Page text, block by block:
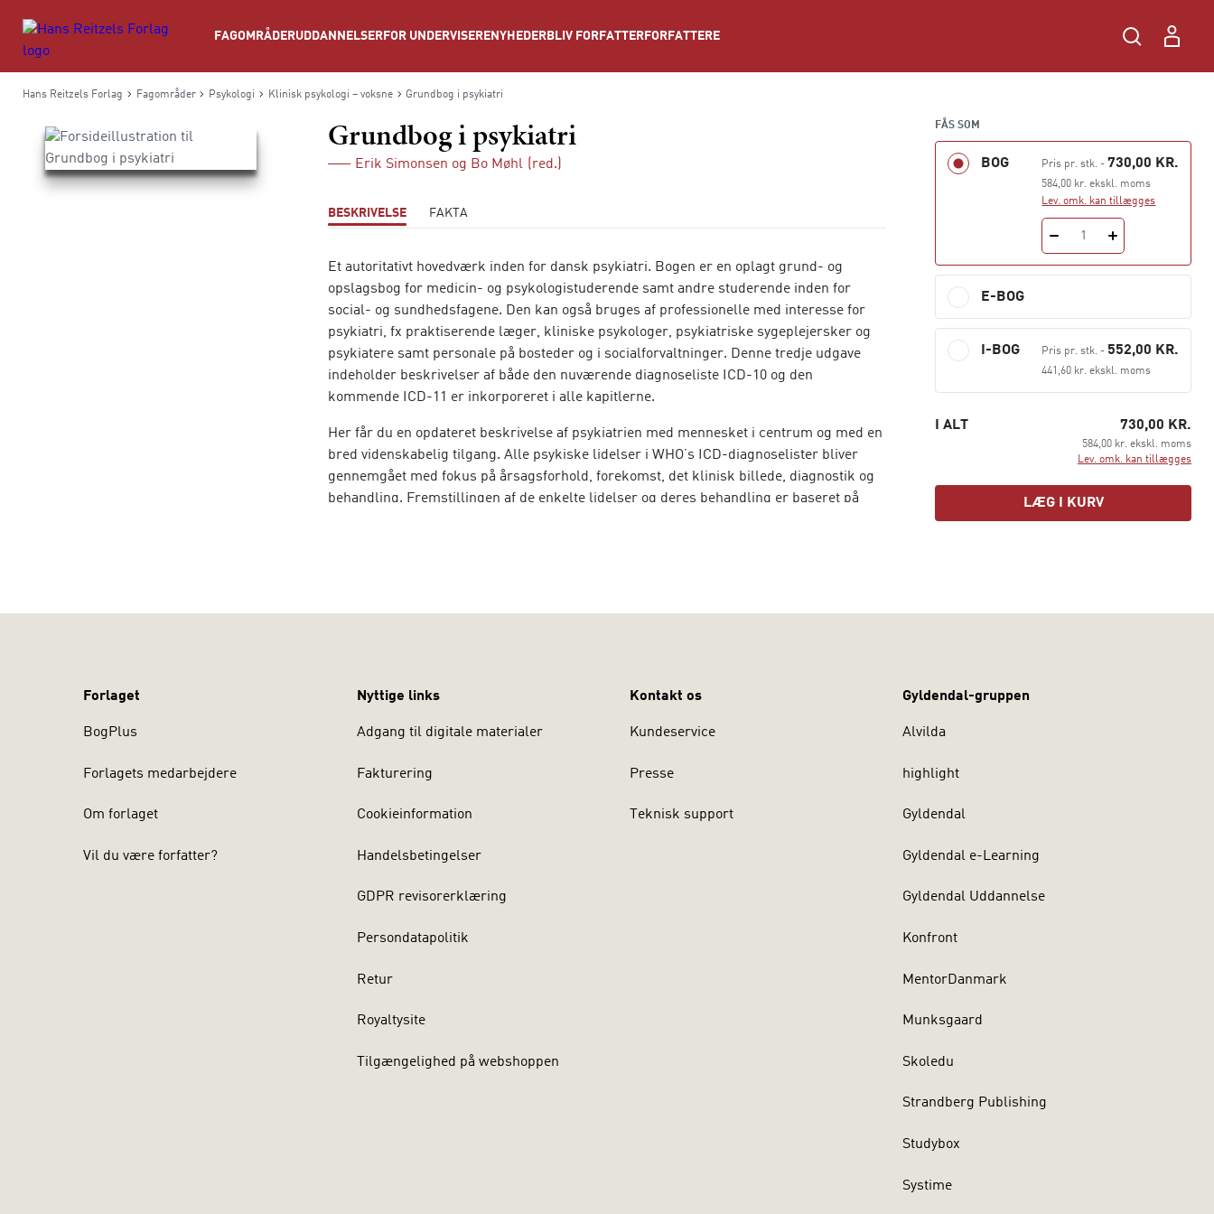
FAGOMRÅDERUDDANNELSER FOR UNDERVISERE NYHEDER BLIV FORFATTER FORFATTERE
Hans Reitzels Forlag Fagområder Psykologi Klinisk psykologi – voksne Grundbog i psykiatri
Grundbog i psykiatri
Erik Simonsen og Bo Møhl (red.)
BESKRIVELSE FAKTA
Et autoritativt hovedværk inden for dansk psykiatri. Bogen er en oplagt grund- og
opslagsbog for medicin- og psykologistuderende samt andre studerende inden for
social- og sundhedsfagene. Den kan også bruges af professionelle med interesse for
psykiatri, fx praktiserende læger, kliniske psykologer, psykiatriske sygeplejersker og
psykiatere samt personale på bosteder og i socialforvaltninger. Denne tredje udgave
indeholder beskrivelser af både den nuværende diagnoseliste ICD-10 og den
kommende ICD-11 er inkorporeret i alle kapitlerne.
Her får du en opdateret beskrivelse af psykiatrien med mennesket i centrum og med en
bred videnskabelig tilgang. Alle psykiske lidelser i WHO’s ICD-diagnoselister bliver
gennemgået med fokus på årsagsforhold, forekomst, det klinisk billede, diagnostik og
behandling. Fremstillingen af de enkelte lidelser og deres behandling er baseret på
FÅS SOM
BOG Pris pr. stk. -730,00 KR.
584,00 kr. ekskl. moms
Lev. omk. kan tillægges
1
E-BOG
I-BOG Pris pr. stk. - 552,00 KR.
441,60 kr. ekskl. moms
I ALT 730,00 KR.
584,00 kr. ekskl. moms
Lev. omk. kan tillægges
LÆG I KURV
Forlaget
BogPlus
Forlagets medarbejdere
Om forlaget
Vil du være forfatter?
Nyttige links
Adgang til digitale materialer
Fakturering
Cookieinformation
Handelsbetingelser
GDPR revisorerklæring
Persondatapolitik
Retur
Royaltysite
Tilgængelighed på webshoppen
Kontakt os
Kundeservice
Presse
Teknisk support
Gyldendal-gruppen
Alvilda
highlight
Gyldendal
Gyldendal e-Learning
Gyldendal Uddannelse
Konfront
MentorDanmark
Munksgaard
Skoledu
Strandberg Publishing
Studybox
Systime